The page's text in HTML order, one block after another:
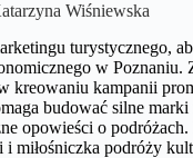
Wiśniewska
turystycznego,
w Poznaniu.
kreowaniu kampanii
budować silne
opowieści o
i miłośniczka podróży